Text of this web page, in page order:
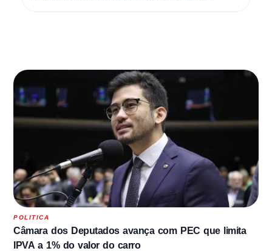
POLITICA
Câmara dos Deputados avança com PEC que limita
IPVA a 1% do valor do carro